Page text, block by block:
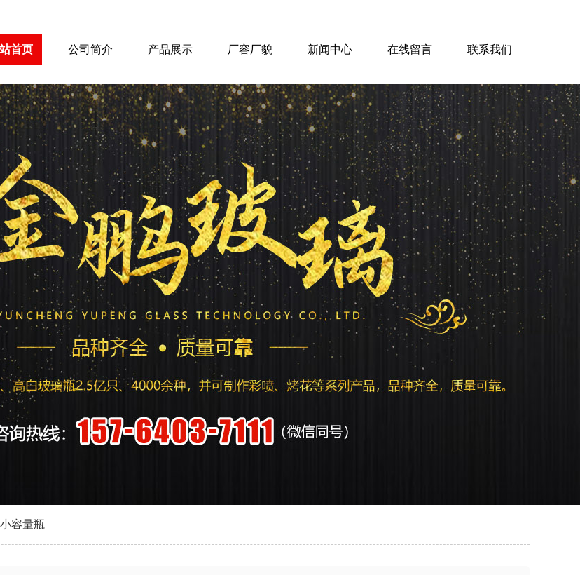
首页 公司简介 产品展示 厂容厂貌 新闻中心 在线留言 联系我们
小容量瓶